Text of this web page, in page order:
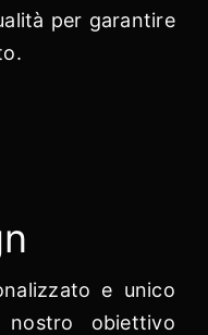
per garantire
e unico
obiettivo